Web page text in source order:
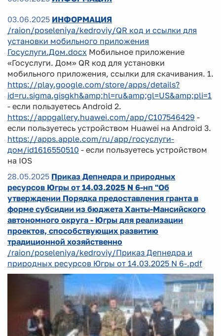
03.06.2025 ИНФОРМАЦИЯ
/raion/poseleniya/kedroviy/QR код и ссылки для
установки мобильного приложения
Госуслуги.Дом.docx Мобильное приложение
«Госуслуги. Дом» QR код для установки
мобильного приложения, ссылки для скачивания. 1.
https://play.google.com/store/apps/details?
id=ru.sigma.gisgkh&amp;hl=ru&amp;gl=US&amp;pli=1
- если пользуетесь Android 2.
https://appgallery.huawei.com/app/C107546429 -
если пользуетесь устройством Huawei на Android 3.
https://apps.apple.com/ru/app/госуслуги-
дом/id1616550510 - если пользуетесь устройством
на IOS
28.05.2025 Приказ Депнедра и природных
ресурсов Югры от 14.03.2025 N 6-нп "Об
утверждении Порядка предоставления гранта в
форме субсидии из бюджета Ханты-Мансийского
автономного округа - Югры для реализации
проектов, способствующих развитию
традиционной хозяйственно
/raion/poseleniya/kedroviy/Приказ Депнедра и
природных ресурсов Югры от 14.03.2025 N 6-.pdf